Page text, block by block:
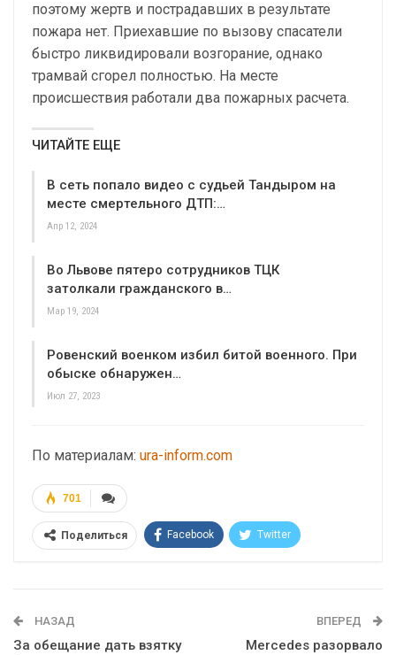
поэтому жертв и пострадавших в результате
пожара нет. Приехавшие по вызову спасатели
быстро ликвидировали возгорание, однако
трамвай сгорел полностью. На месте
происшествия работали два пожарных расчета.
ЧИТАЙТЕ ЕЩЕ
В сеть попало видео с судьей Тандыром на
месте смертельного ДТП:…
Апр 12, 2024
Во Львове пятеро сотрудников ТЦК
затолкали гражданского в…
Мар 19, 2024
Ровенский военком избил битой военного. При
обыске обнаружен…
Июл 27, 2023
По материалам: ura-inform.com
701
Поделиться Facebook Twitter
НАЗАД
За обещание дать взятку
ВПЕРЕД
Mercedes разорвало